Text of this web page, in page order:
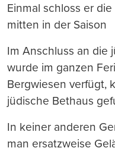
Einmal schloss er
mitten in der Saison
Im Anschluss an die
wurde im ganzen
Bergwiesen verfügt,
jüdische Bethaus
In keiner anderen
man ersatzweise